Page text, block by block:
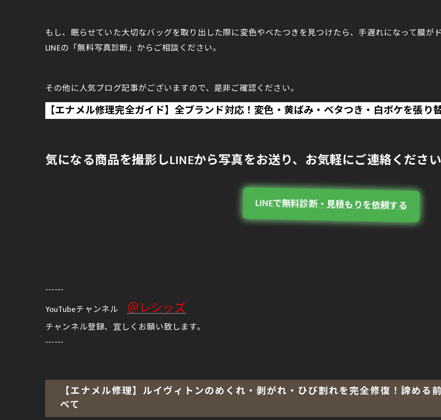
もし、眠らせていた大切なバッグを取り出した際に変色やべたつきを見つけたら、手遅れになって膜が
LINEの「無料写真診断」からご相談ください。
その他に人気ブログ記事がございますので、是非ご確認ください。
【エナメル修理完全ガイド】全ブランド対応！変色・黄ばみ・ベタつき・白ボケを張り
気になる商品を撮影しLINEから写真をお送り、お気軽にご連絡ください
LINEで無料診断・見積もりを依頼する
------
YouTubeチャンネル ＠レシッズ
チャンネル登録、宜しくお願い致します。
------
【エナメル修理】ルイヴィトンのめくれ・剥がれ・ひび割れを完全修復！諦める
べて